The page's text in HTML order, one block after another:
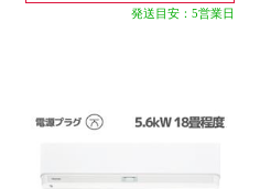
発送目安：5営業日